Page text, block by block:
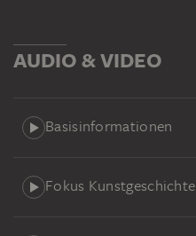
AUDIO & VIDEO
Basisinformationen
Fokus Kunstgeschichte